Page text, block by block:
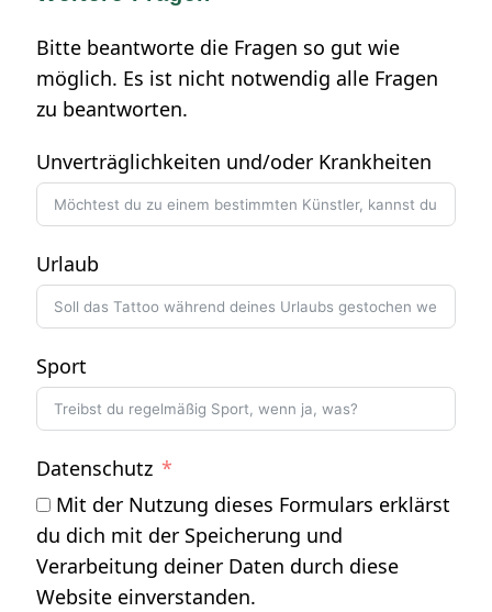
Bitte beantworte die Fragen so gut wie
möglich. Es ist nicht notwendig alle Fragen
zu beantworten.
Unverträglichkeiten und/oder Krankheiten
Urlaub
Sport
Datenschutz
Mit der Nutzung dieses Formulars erklärst
du dich mit der Speicherung und
Verarbeitung deiner Daten durch diese
Website einverstanden.